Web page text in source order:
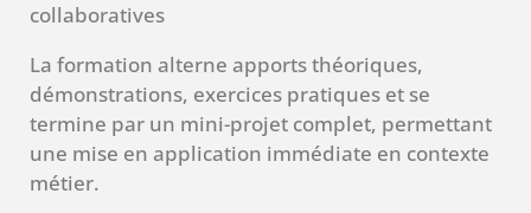
collaboratives
La formation alterne apports théoriques,
démonstrations, exercices pratiques et se
termine par un mini-projet complet, permettant
une mise en application immédiate en contexte
métier.